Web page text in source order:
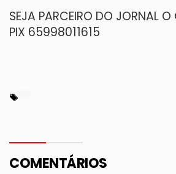
SEJA PARCEIRO DO JORNAL
PIX 65998011615
COMENTÁRIOS